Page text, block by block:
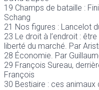
19 Champs de bataille :
Schang
21 Nos figures : Lancelot
23 Le droit à l’endroit :
liberté du marché. Par
28 Économie. Par
29 François Sureau,
François
30 Bestiaire : ces